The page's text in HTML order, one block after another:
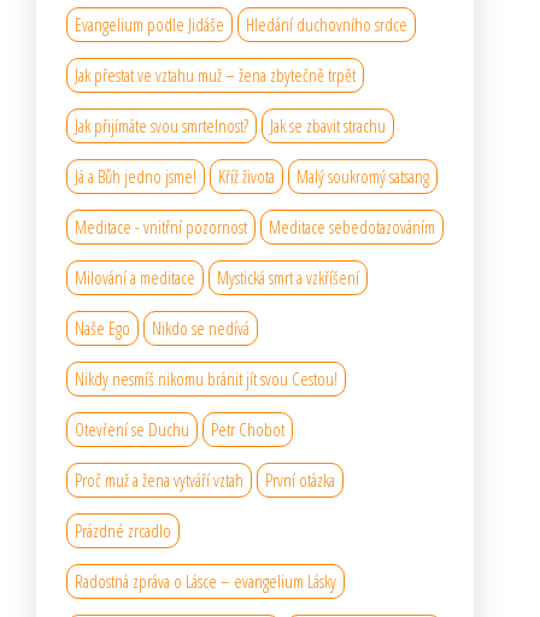
Evangelium podle Jidáše Hledání duchovního srdce
Jak přestat ve vztahu muž – žena zbytečně trpět
Jak přijímáte svou smrtelnost? Jak se zbavit strachu
Já a Bůh jedno jsme! Kříž života Malý soukromý satsang
Meditace - vnitřní pozornost Meditace sebedotazováním
Milování a meditace Mystická smrt a vzkříšení
Naše Ego Nikdo se nedívá
Nikdy nesmíš nikomu bránit jít svou Cestou!
Otevření se Duchu Petr Chobot
Proč muž a žena vytváří vztah První otázka
Prázdné zrcadlo
Radostná zpráva o Lásce – evangelium Lásky